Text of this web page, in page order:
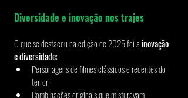
Diversidade e inovação nos trajes
O que se destacou na edição de 2025 foi a inovação
e diversidade:
Personagens de filmes clássicos e recentes do
terror;
Combinações originais que misturavam